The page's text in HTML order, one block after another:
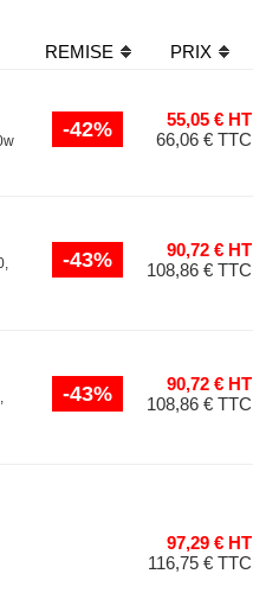
REMISE PRIX
-42%
55,05 € HT
66,06 € TTC
-43%
90,72 € HT
108,86 € TTC
-43%
90,72 € HT
108,86 € TTC
97,29 € HT
116,75 € TTC